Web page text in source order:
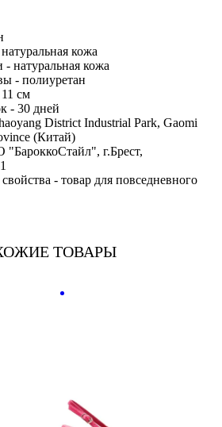
кожа
- натуральная кожа
- полиуретан
см
- 30 дней
District Industrial Park, Gaomi
(Китай)
г.Брест,
- товар для повседневного
ТОВАРЫ